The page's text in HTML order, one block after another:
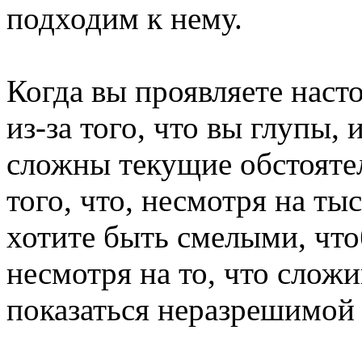
подходим к нему.
Когда вы проявляете
из-за того, что вы глупы,
сложны текущие
того, что, несмотря на
хотите быть смелыми,
несмотря на то, что
показаться